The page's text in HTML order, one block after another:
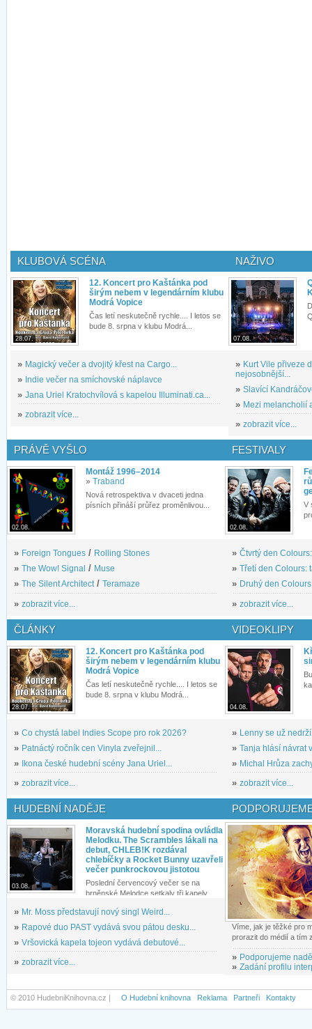
KLUBOVÁ SCÉNA
28.07.
12. Koncert pro Kaštánka pod
širým nebem v legendárním klubu
Modrá Vopice
Čas letí neskutečně rychle.... I letos se
bude 8. srpna v klubu Modrá...
» Magický večer a dvojitý křest na Cargo...
» Indie večer na smíchovské náplavce
» Jana Uriel Kratochvílová s kapelou Illuminati.ca...
» zobrazit více...
NAŽIVO
07.08.
» Kurt Vile přiveze
nejosobnější...
» Slavící
» Mezi melancholií
» zobrazit více...
PRÁVĚ VYŠLO
02.08.
Montáž 1996–2014
» Traband
Nová retrospektiva v dvaceti jedna
písních přináší průřez proměnlivou...
» Foreign Tongues / Rolling Stones
» The Wow! Signal / Muse
» The Silent Architect/ Teramaze
» zobrazit více...
FESTIVALY
02.08.
V
» Čtvrtý den
» Třetí den Colours:
» Druhý den
» zobrazit více...
ČLÁNKY
28.07.
12. Koncert pro Kaštánka pod
širým nebem v legendárním klubu
Modrá Vopice
Čas letí neskutečně rychle.... I letos se
bude 8. srpna v klubu Modrá...
» Co chystá label Indies Scope pro rok 2026?
» Patnáctý ročník cen Vinyla zveřejnil...
» Ikona české hudební scény Jana Uriel...
» zobrazit více...
VIDEOKLIPY
04.08.
» Lenny se už
» Tanja hlásí návrat
» Michal Hrůza
» zobrazit více...
HUDEBNÍ NADĚJE
03.08.
Moravská hudební spodina ovládla
Melodku. The Scrambles lákali na
debut, CHLEB!K rozdával
chlebíčky a Rocket Bunny uzavřeli
večer punkrockovou jistotou
Poslední červencový večer se na
brněnské Melodce setkaly tři kapely...
» Mr. Moss představují nový singl Weird...
» Rapové duo PAST vydává svou pátou desku...
» Vršovická kapela tojeon vydává debutové...
» zobrazit více...
Víme, jak je těžké pro
prorazit do médií a tím
» Podporujeme
» Zadání profilu
© 2010 HudebniKnihovna.cz | O Hudební knihovna Reklama Partneři Kontakty